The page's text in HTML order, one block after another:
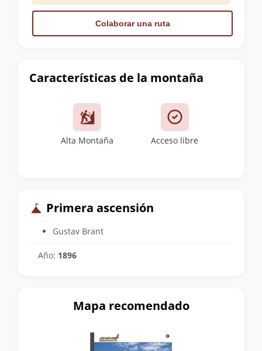
Características de la montaña
Alta Montaña Acceso libre
Primera ascensión
Gustav Brant
Año: 1896
Colaborar una ruta
Mapa recomendado